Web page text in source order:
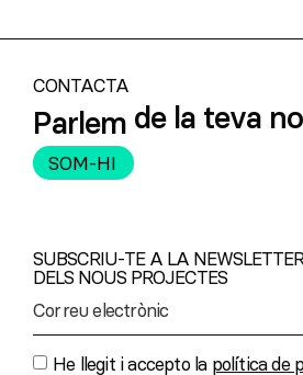
CONTACTA
Parlem
del teu proper
SUBSCRIU-TE A LA
DELS NOUS PROJECTES